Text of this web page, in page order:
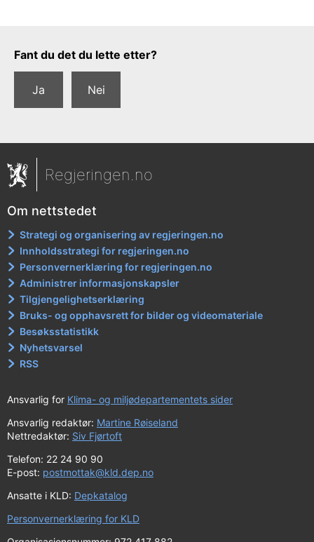
Tilbakemeldingsskjema
Fant du det du lette etter?
Ja Nei
Regjeringen.no
Om nettstedet
Strategi og organisering av regjeringen.no
Innholdsstrategi for regjeringen.no
Personvernerklæring for regjeringen.no
Administrer informasjonskapsler
Tilgjengelighetserklæring
Bruks- og opphavsrett for bilder og videomateriale
Besøksstatistikk
Nyhetsvarsel
RSS
Ansvarlig for Klima- og miljødepartementets sider
Ansvarlig redaktør: Martine Røiseland
Nettredaktør: Siv Fjørtoft
Telefon: 22 24 90 90
E-post: postmottak@kld.dep.no
Ansatte i KLD: Depkatalog
Personvernerklæring for KLD